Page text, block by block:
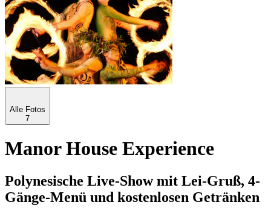
Alle Fotos
7
Manor House Experience
Polynesische Live-Show mit Lei-Gruß, 4-
Gänge-Menü und kostenlosen Getränken